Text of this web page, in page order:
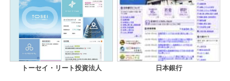
トーセイ・リート投資法人 日本銀行